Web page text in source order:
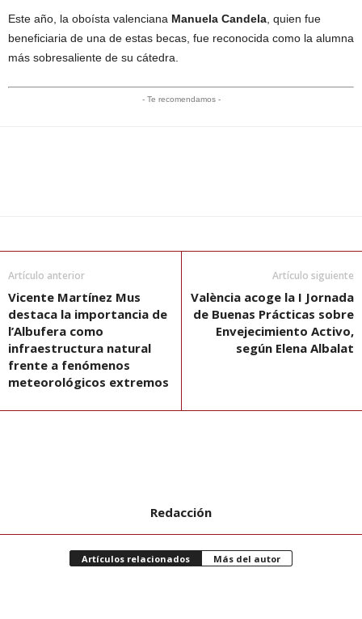
Este año, la oboísta valenciana Manuela Candela , quien fue
beneficiaria de una de estas becas, fue reconocida como la alumna
más sobresaliente de su cátedra.
- Te recomendamos -
Artículo anterior
Vicente Martínez Mus
destaca la importancia de
l’Albufera como
infraestructura natural
frente a fenómenos
meteorológicos extremos
Artículo siguiente
València acoge la I Jornada
de Buenas Prácticas sobre
Envejecimiento Activo,
según Elena Albalat
Redacción
Artículos relacionados Más del autor